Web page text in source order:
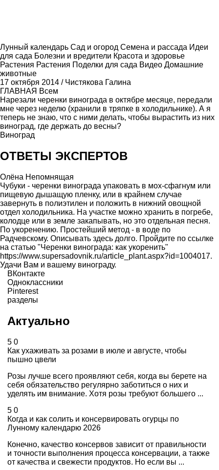
Лунный календарь Сад и огород Семена и рассада Идеи
для сада Болезни и вредители Красота и здоровье
Растения Растения Поделки для сада Видео Домашние
животные
17 октября 2014 / Чистякова Галина
ГЛАВНАЯ Всем
Нарезали черенки винограда в октябре месяце, передали
мне через неделю (хранили в тряпке в холодильнике). А я
теперь не знаю, что с ними делать, чтобы вырастить из них
виноград, где держать до весны?
Виноград
ОТВЕТЫ ЭКСПЕРТОВ
Олёна Непомнящая
Чубуки - черенки винограда упаковать в мох-сфагнум или
пищевую дышащую пленку, или в крайнем случае
завернуть в полиэтилен и положить в нижний овощной
отдел холодильника. На участке можно хранить в погребе,
колодце или в земле закапывать, но это отдельная песня.
По укоренению. Простейший метод - в воде по
Радчевскому. Описывать здесь долго. Пройдите по ссылке
на статью "Черенки винограда: как укоренить"
https://www.supersadovnik.ru/article_plant.aspx?id=1004017.
Удачи Вам и вашему винограду.
ВКонтакте
Одноклассники
Pinterest
разделы
Актуально
5 0
Как ухаживать за розами в июле и августе, чтобы
пышно цвели
Розы лучше всего проявляют себя, когда вы берете на
себя обязательство регулярно заботиться о них и
уделять им внимание. Хотя розы требуют большего ...
5 0
Когда и как солить и консервировать огурцы по
Лунному календарю 2026
Конечно, качество консервов зависит от правильности
и точности выполнения процесса консервации, а также
от качества и свежести продуктов. Но если вы ...